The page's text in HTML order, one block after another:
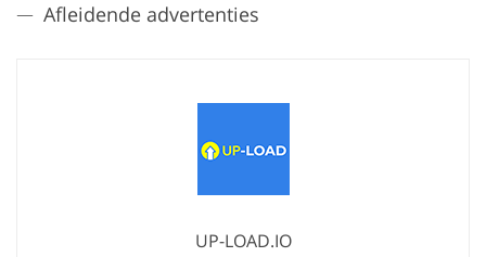
Afleidende advertenties
UP-LOAD.IO